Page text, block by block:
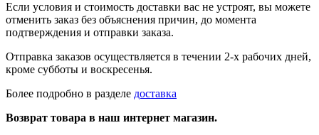
Если условия и стоимость доставки вас не устроят, вы можете
отменить заказ без объяснения причин, до момента
подтверждения и отправки заказа.
Отправка заказов осуществляется в течении 2-х рабочих дней,
кроме субботы и воскресенья.
Более подробно в разделе доставка
Возврат товара в наш интернет магазин.